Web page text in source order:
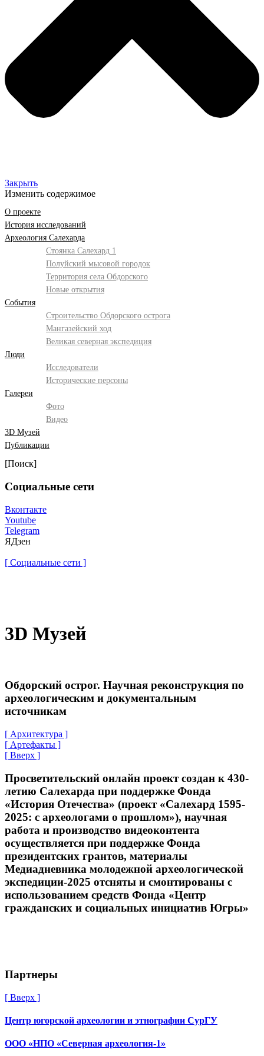
Закрыть
Изменить содержимое
О проекте
История исследований
Археология Салехарда
Стоянка Салехард 1
Полуйский мысовой городок
Территория села Обдорского
Новые открытия
События
Строительство Обдорского острога
Мангазейский ход
Великая северная экспедиция
Люди
Исследователи
Исторические персоны
Галереи
Фото
Видео
3D Музей
Публикации
[Поиск]
Социальные сети
Вконтакте
Youtube
Telegram
ЯДзен
[ Социальные сети ]
3D Музей
Обдорский острог. Научная реконструкция по
археологическим и документальным
источникам
[ Архитектура ]
[ Артефакты ]
[ Вверх ]
Просветительский онлайн проект создан к 430-
летию Салехарда при поддержке Фонда
«История Отечества» (проект «Салехард 1595-
2025: с археологами о прошлом»), научная
работа и производство видеоконтента
осуществляется при поддержке Фонда
президентских грантов, материалы
Медиадневника молодежной археологической
экспедиции-2025 отсняты и смонтированы с
использованием средств Фонда «Центр
гражданских и социальных инициатив Югры»
Партнеры
[ Вверх ]
Центр югорской археологии и этнографии СурГУ
ООО «НПО «Северная археология-1»